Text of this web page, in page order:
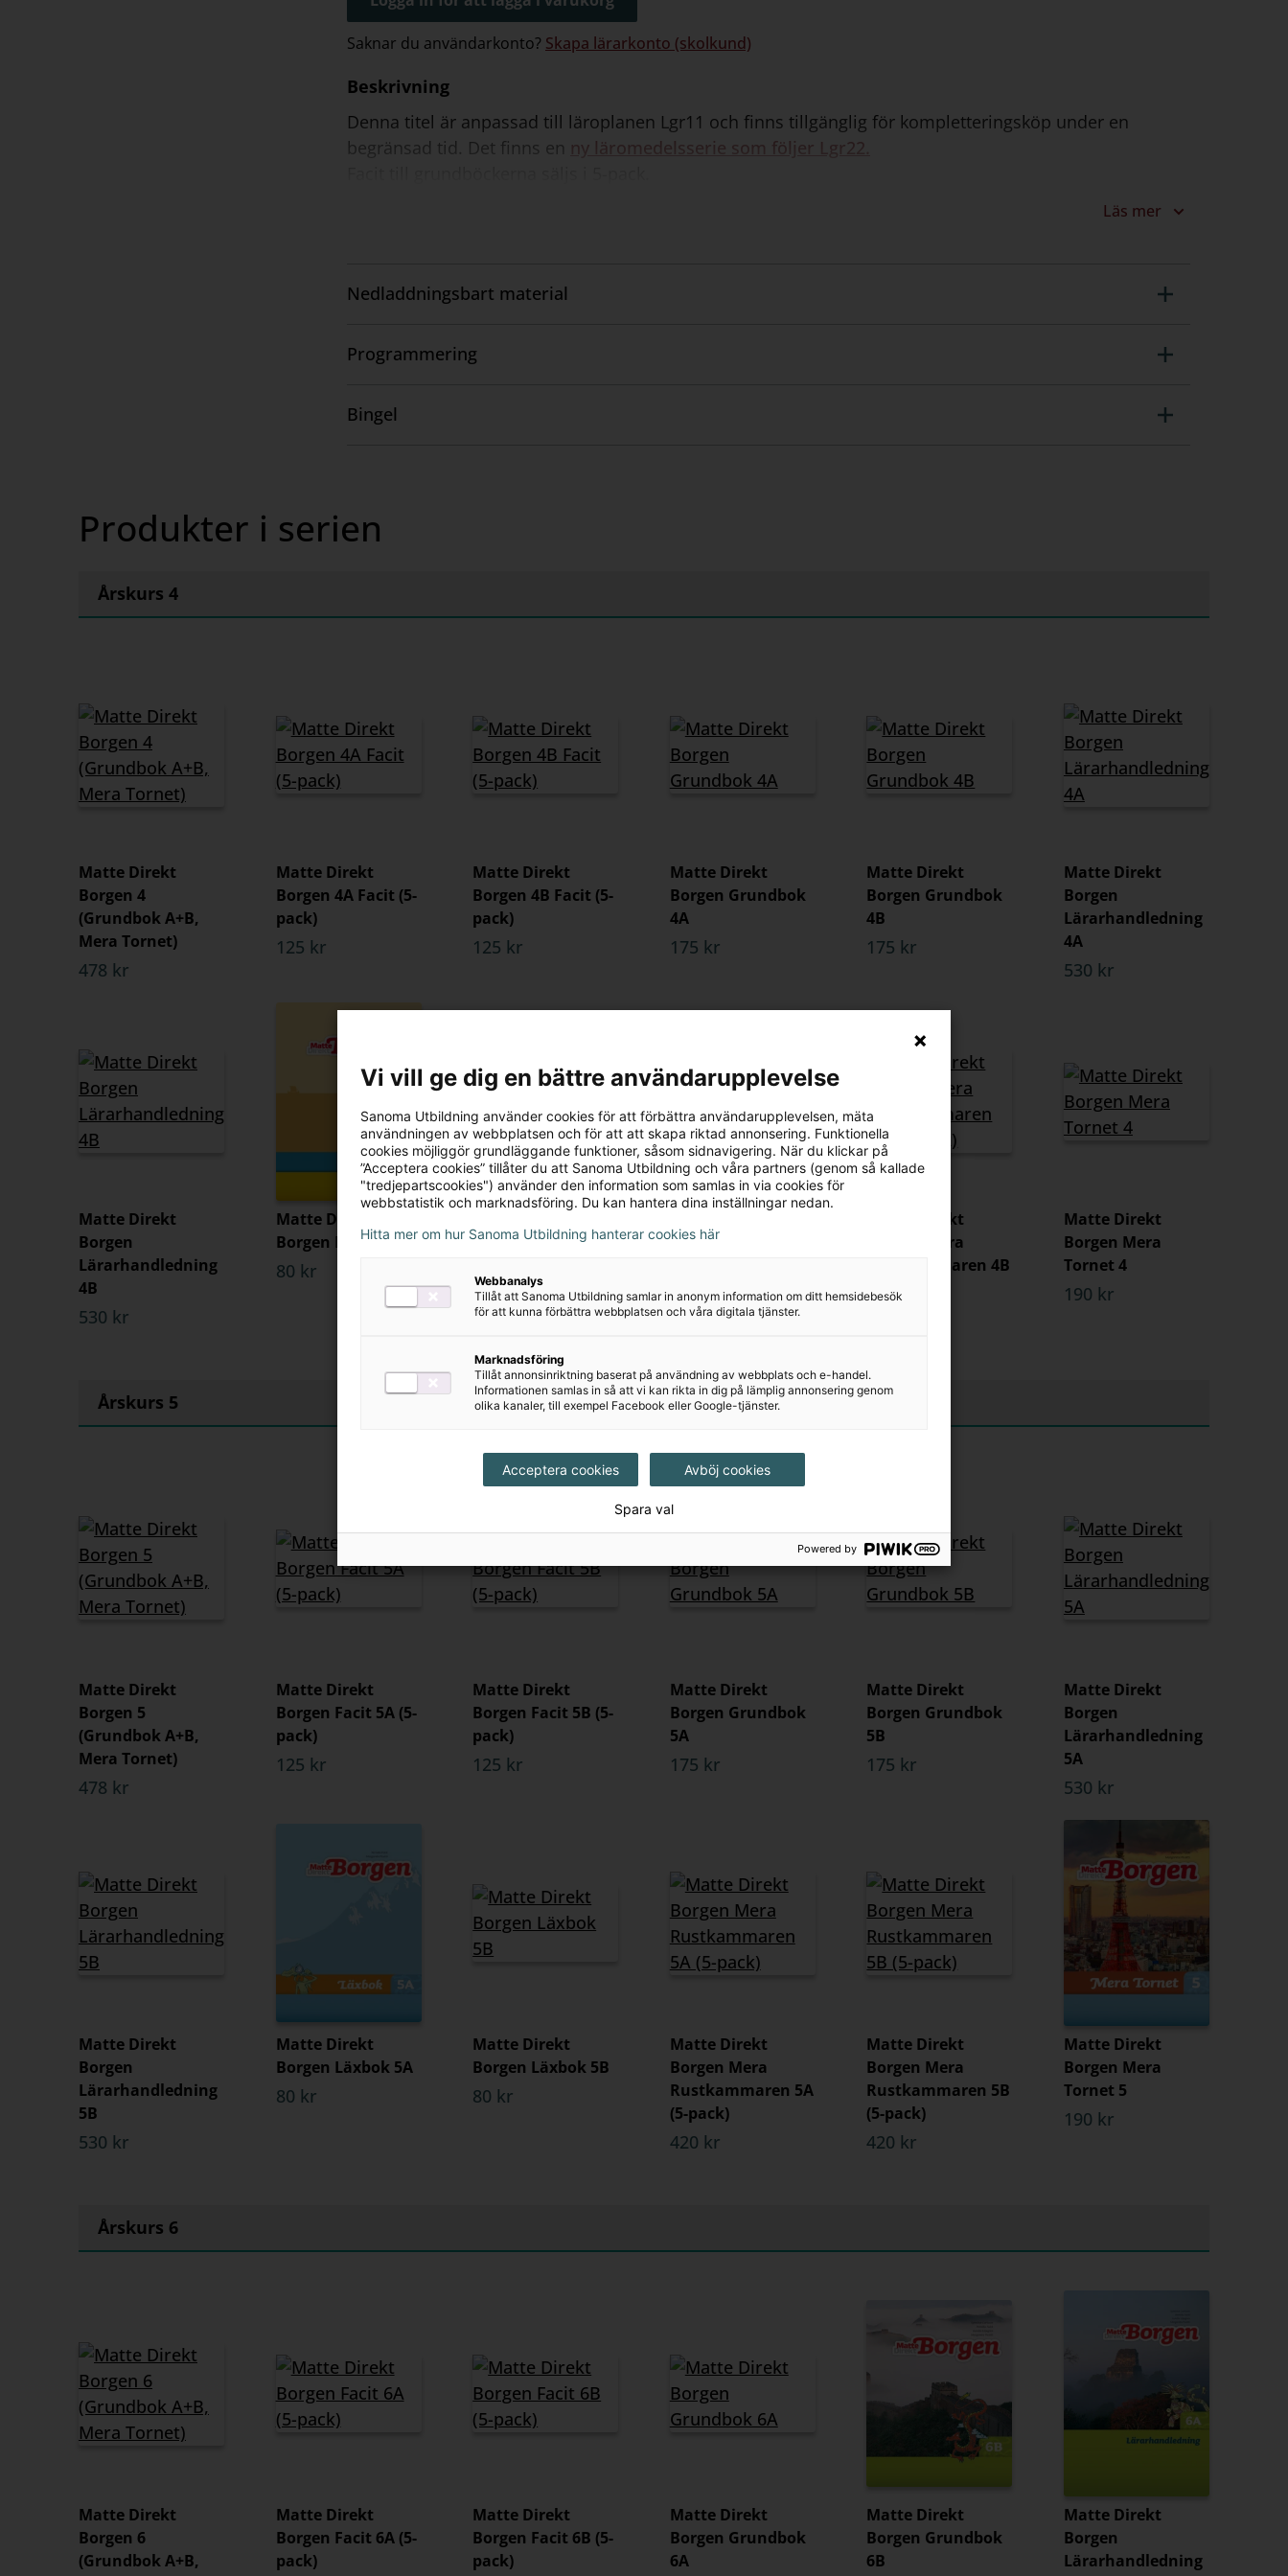
Saknar du användarkonto? Skapa lärarkonto (skolkund)
Beskrivning
Denna titel är anpassad till läroplanen Lgr11 och finns tillgänglig för kompletteringsköp under en
begränsad tid. Det finns en ny läromedelsserie som följer Lgr22.
Läs mer
Nedladdningsbart material
Visa
Programmering
Visa
Bingel
Visa
Produkter i serien
Årskurs 4
Matte Direkt
Borgen 4
(Grundbok A+B,
Mera Tornet)
478 kr
Matte Direkt
Borgen 4A Facit (5-
pack)
125 kr
Matte Direkt
Borgen 4B Facit (5-
pack)
125 kr
Matte Direkt
Borgen Grundbok
4A
175 kr
Matte Direkt
Borgen Grundbok
4B
175 kr
Matte Direkt
Borgen
Lärarhandledning
4A
530 kr
Matte Direkt
Borgen
Lärarhandledning
4B
530 kr
Matte Direkt
Borgen Läxbok 4A
80 kr
Borgen Läxbok 4B
Borgen Mera
(5-pack)
420 kr
Matte Direkt
Borgen Mera
Rustkammaren 4B
(5-pack)
Matte Direkt
Borgen Mera
Tornet 4
190 kr
Årskurs 5
Matte Direkt
Borgen 5
(Grundbok A+B,
Mera Tornet)
478 kr
Matte Direkt
Borgen Facit 5A (5-
pack)
125 kr
Matte Direkt
Borgen Facit 5B (5-
pack)
125 kr
Matte Direkt
Borgen Grundbok
5A
175 kr
Matte Direkt
Borgen Grundbok
5B
175 kr
Matte Direkt
Borgen
Lärarhandledning
5A
530 kr
Matte Direkt
Borgen
Lärarhandledning
5B
530 kr
Matte Direkt
Borgen Läxbok 5A
80 kr
Matte Direkt
Borgen Läxbok 5B
80 kr
Matte Direkt
Borgen Mera
Rustkammaren 5A
(5-pack)
420 kr
Matte Direkt
Borgen Mera
Rustkammaren 5B
(5-pack)
420 kr
Matte Direkt
Borgen Mera
Tornet 5
190 kr
Årskurs 6
Matte Direkt
Borgen 6
(Grundbok A+B,
Matte Direkt
Borgen Facit 6A (5-
pack)
Matte Direkt
Borgen Facit 6B (5-
pack)
Matte Direkt
Borgen Grundbok
6A
Matte Direkt
Borgen Grundbok
6B
Matte Direkt
Borgen
Lärarhandledning
Vi vill ge dig en bättre användarupplevelse
Sanoma Utbildning använder cookies för att förbättra användarupplevelsen, mäta
användningen av webbplatsen och för att att skapa riktad annonsering. Funktionella
cookies möjliggör grundläggande funktioner, såsom sidnavigering. När du klickar på
”Acceptera cookies” tillåter du att Sanoma Utbildning och våra partners (genom så kallade
"tredjepartscookies") använder den information som samlas in via cookies för
webbstatistik och marknadsföring. Du kan hantera dina inställningar nedan.
Hitta mer om hur Sanoma Utbildning hanterar cookies här
Webbanalys
Tillåt att Sanoma Utbildning samlar in anonym information om ditt hemsidebesök
för att kunna förbättra webbplatsen och våra digitala tjänster.
Marknadsföring
Tillåt annonsinriktning baserat på användning av webbplats och e-handel.
Informationen samlas in så att vi kan rikta in dig på lämplig annonsering genom
olika kanaler, till exempel Facebook eller Google-tjänster.
Acceptera cookies Avböj cookies
Spara val
Powered by